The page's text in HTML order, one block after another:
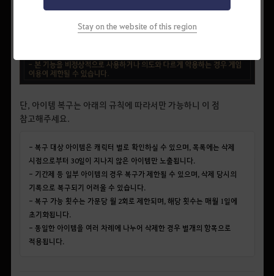
Stay on the website of this region
단, 아이템 복구는 아래의 규칙에 따라서만 가능하니 이 점
참고해주세요.
- 복구 대상 아이템은 캐릭터 별로 확인하실 수 있으며, 목록에는 삭제
시점으로부터 30일이 지나지 않은 아이템만 노출됩니다.
- 기간제 등 일부 아이템의 경우 복구가 제한될 수 있으며, 삭제 당시의
기록으로 복구되기 어려울 수 있습니다.
- 복구 가능 횟수는 가문당 월 2회로 제한되며, 해당 횟수는 매월 1일에
초기화됩니다.
- 동일한 아이템을 여러 차례에 나누어 삭제한 경우 별개의 항목으로
적용됩니다.